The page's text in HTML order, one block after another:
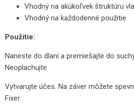
Vhodný na akúkoľvek štruktúru
Vhodný na každodenné použitie
Použitie:
Naneste do dlaní a premiešajte do
Neoplachujte
Vytvarujte účes. Na záver môžete
Fixer.